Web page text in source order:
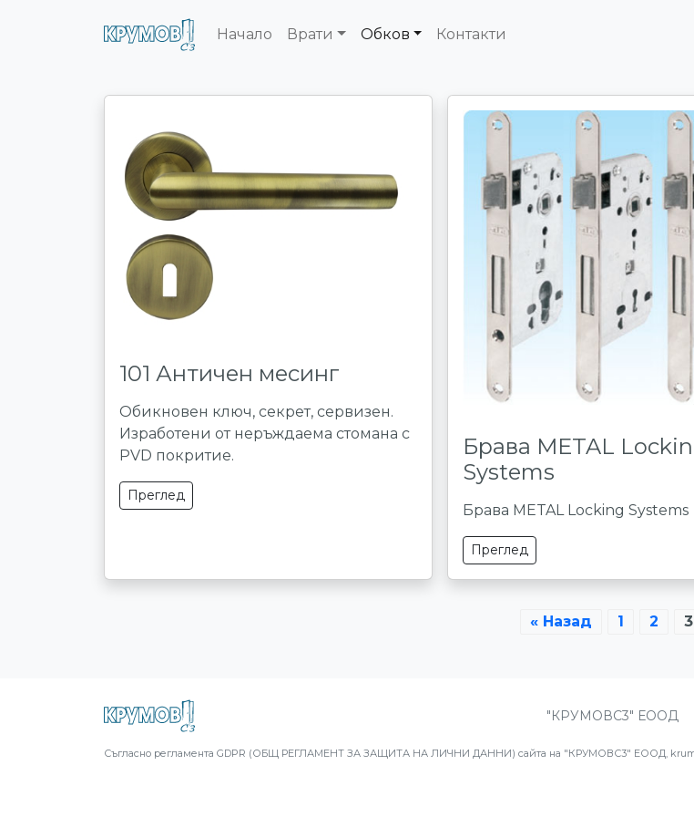
Начало Врати Обков Контакти
101 Античен месинг
Обикновен ключ, секрет, сервизен.
Изработени от неръждаема стомана с
PVD покритие.
Преглед
Брава METAL
Systems
Брава METAL Locking Systems
Преглед
« Назад 1 2 3
"КРУМОВС3" ЕООД
Съгласно регламента GDPR (ОБЩ РЕГЛАМЕНТ ЗА ЗАЩИТА НА ЛИЧНИ ДАННИ) сайта на "КРУМОВС3" ЕООД,